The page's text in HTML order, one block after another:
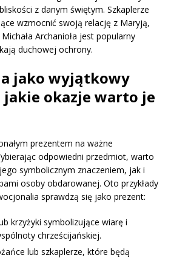
z danym świętym. Szkaplerze
wzmocnić swoją relację z Maryją,
Archanioła jest popularny
duchowej ochrony.
jako wyjątkowy
jakie okazje warto je
prezentem na ważne
odpowiedni przedmiot, warto
symbolicznym znaczeniem, jak i
osoby obdarowanej. Oto przykłady
sprawdzą się jako prezent:
krzyżyki symbolizujące wiarę i
chrześcijańskiej.
lub szkaplerze, które będą